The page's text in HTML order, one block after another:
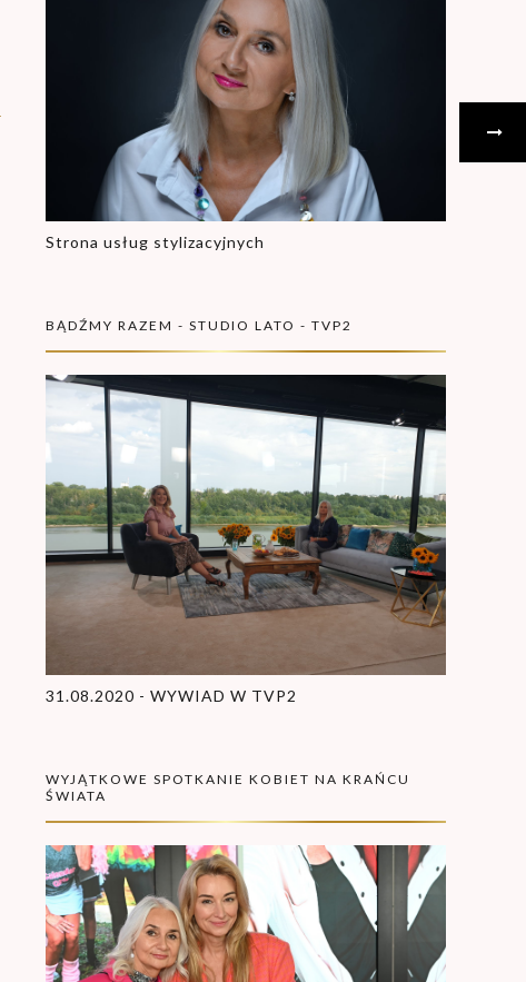
Strona usług stylizacyjnych
BĄDŹMY RAZEM - STUDIO LATO - TVP2
31.08.2020 - WYWIAD W TVP2
WYJĄTKOWE SPOTKANIE KOBIET NA KRAŃCU
ŚWIATA